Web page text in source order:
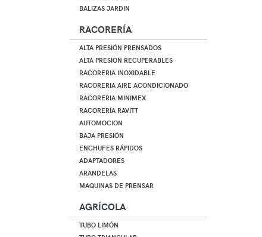
BALIZAS JARDIN
RACORERÍA
ALTA PRESIÓN PRENSADOS
ALTA PRESION RECUPERABLES
RACORERIA INOXIDABLE
RACORERIA AIRE ACONDICIONADO
RACORERIA MINIMEX
RACORERÍA RAVITT
AUTOMOCION
BAJA PRESIÓN
ENCHUFES RÁPIDOS
ADAPTADORES
ARANDELAS
MAQUINAS DE PRENSAR
AGRÍCOLA
TUBO LIMÓN